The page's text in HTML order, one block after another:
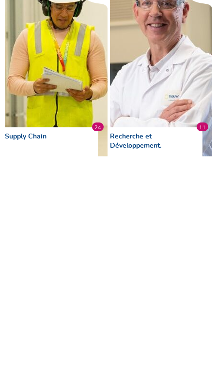
24
Supply Chain
11
Recherche et
Développement.